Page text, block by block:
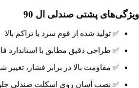
ویژگی‌های پشتی صندلی ال 90
✅ تولید شده از فوم سرد با تراکم بالا
✅ طراحی دقیق مطابق با استاندارد
✅ مقاومت بالا در برابر فشار،
✅ نصب آسان روی اسکلت صندلی